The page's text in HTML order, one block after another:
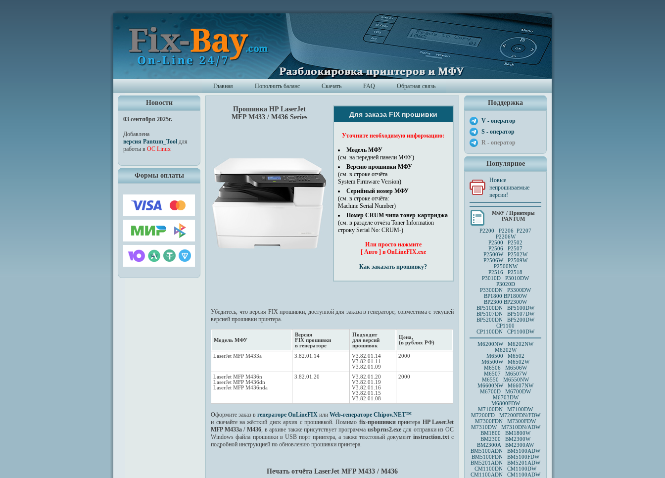
Главная Пополнить баланс Скачать FAQ Обратная связь
Новости
03 сентября 2025г.
Добавлена
версия Pantum_Tool для
работы в ОС Linux
Формы оплаты
Для заказа FIX прошивки
Уточните необходимую информацию:
Модель МФУ
(см. на передней панели МФУ)
Версию прошивки МФУ
(см. в строке отчёта
System Firmware Version)
Серийный номер МФУ
(см. в строке отчёта:
Machine Serial Number)
Номер CRUM чипа тонер-картриджа
(см. в разделе отчёта Toner Information
строку Serial No: CRUM-)
Или просто нажмите
[ Авто ] в OnLineFIX.exe
Как заказать прошивку?
Прошивка HP LaserJet
MFP M433 / M436 Series
Убедитесь, что версия FIX прошивки, доступной для заказа в генераторе, совместима с текущей
версией прошивки принтера.
Модель МФУ
Версия
FIX прошивки
в генераторе
Подходит
для версий
прошивок
Цена,
(в рублях РФ)
LaserJet MFP M433a 3.82.01.14
V3.82.01.14
V3.82.01.11
V3.82.01.09
2000
LaserJet MFP M436n
LaserJet MFP M436dn
LaserJet MFP M436nda
3.82.01.20
V3.82.01.20
V3.82.01.19
V3.82.01.16
V3.82.01.15
V3.82.01.08
2000
Оформите заказ вгенераторе OnLineFIX илиWeb-генераторе Chipov.NET™
и скачайте на жёсткий диск архив с прошивкой. Помимо fix-прошивкипринтера HP LaserJet
MFP M433a / M436, в архиве также присутствует программа usbprns2.exeдля отправки из ОС
Windows файла прошивки в USB порт принтера, а также текстовый документ instruction.txtс
подробной инструкцией по обновлению прошивки принтера.
Печать отчёта LaserJet MFP M433 / M436
Поддержка
V - оператор
S - оператор
R - оператор
Популярное
Новые
непрошиваемые
версии!
МФУ / Принтеры
PANTUM
P2200 P2206 P2207
P2206W
P2500 P2502
P2506 P2507
P2500W P2502W
P2506W P2509W
P2500NW
P2516 P2518
P3010D
P3010DW
P3020D
P3300DN P3300DW
BP1800 BP1800W
BP2300 BP2300W
BP5100DN BP5100DW
BP5107DN BP5107DW
BP5200DN BP5200DW
CP1100
CP1100DN CP1100DW
M6200NW M6202NW
M6202W
M6500 M6502
M6500W M6502W
M6506 M6506W
M6507 M6507W
M6550 M6550NW
M6600NW M6607NW
M6700D M6700DW
M6703DW
M6800FDW
M7100DN M7100DW
M7200FD M7200FDN/FDW
M7300FDN M7300FDW
M7310DW M7310DN/ADW
BM1800 BM1800W
BM2300 BM2300W
BM2300A BM2300AW
BM5100ADN BM5100ADW
BM5100FDN BM5100FDW
BM5201ADN BM5201ADW
CM1100DN CM1100DW
CM1100ADN CM1100ADW